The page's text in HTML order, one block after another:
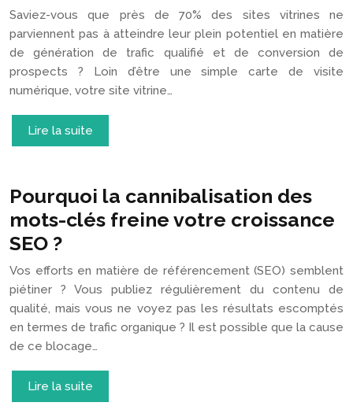
Saviez-vous que près de 70% des sites vitrines ne
parviennent pas à atteindre leur plein potentiel en matière
de génération de trafic qualifié et de conversion de
prospects ? Loin d’être une simple carte de visite
numérique, votre site vitrine…
Lire la suite
Pourquoi la cannibalisation des
mots-clés freine votre croissance
SEO ?
Vos efforts en matière de référencement (SEO) semblent
piétiner ? Vous publiez régulièrement du contenu de
qualité, mais vous ne voyez pas les résultats escomptés
en termes de trafic organique ? Il est possible que la cause
de ce blocage…
Lire la suite